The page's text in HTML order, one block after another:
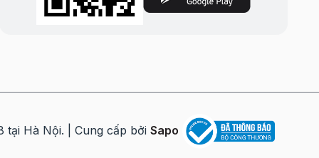
tại Hà Nội. | Cung cấp bởi Sapo